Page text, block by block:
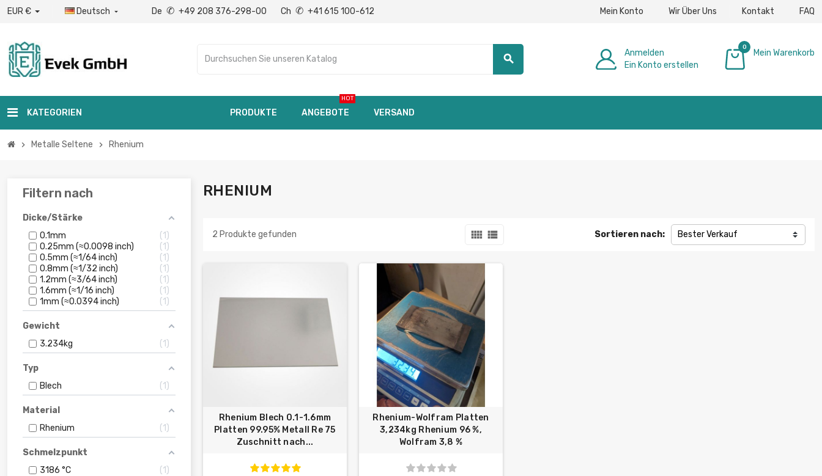
EUR € Deutsch  De ✆ +49 208 376-298-00 Ch ✆ +41 615 100-612 Mein Konto Wir Über Uns Kontakt FAQ
search
Anmelden
Ein Konto erstellen
0
Mein Warenkorb
KATEGORIEN PRODUKTE ANGEBOTE
HOT
VERSAND
chevron_right Metalle Seltene chevron_right Rhenium
Filtern nach
Dicke/Stärke
0.1mm
1
0.25mm (≈0.0098 inch)
1
0.5mm (≈1/64 inch)
1
0.8mm (≈1/32 inch)
1
1.2mm (≈3/64 inch)
1
1.6mm (≈1/16 inch)
1
1mm (≈0.0394 inch)
1
Gewicht
3.234kg
1
Typ
Blech
1
Material
Rhenium
1
Schmelzpunkt
3186 °C
1
RHENIUM
view_comfy view_list Sortieren nach: Bester Verkauf
2 Produkte gefunden
Rhenium Blech 0.1-1.6mm
Platten 99.95% Metall Re 75
Zuschnitt nach...
Rhenium-Wolfram Platten
3,234kg Rhenium 96 %,
Wolfram 3,8 %